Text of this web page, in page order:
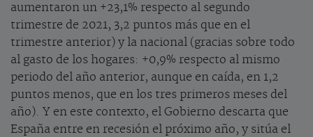
aumentaron un +23,1% respecto al segundo
trimestre de 2021, 3,2 puntos más que en el
trimestre anterior) y la nacional (gracias sobre todo
al gasto de los hogares: +0,9% respecto al mismo
periodo del año anterior, aunque en caída, en 1,2
puntos menos, que en los tres primeros meses del
año). Y en este contexto, el Gobierno descarta que
España entre en recesión el próximo año, y sitúa el